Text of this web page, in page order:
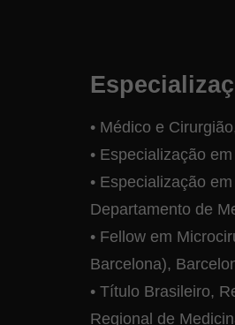
• Médico e
• Especialização
• Especialização
Departamento de
• Fellow em
Barcelona),
• Título Brasileiro,
Regional de